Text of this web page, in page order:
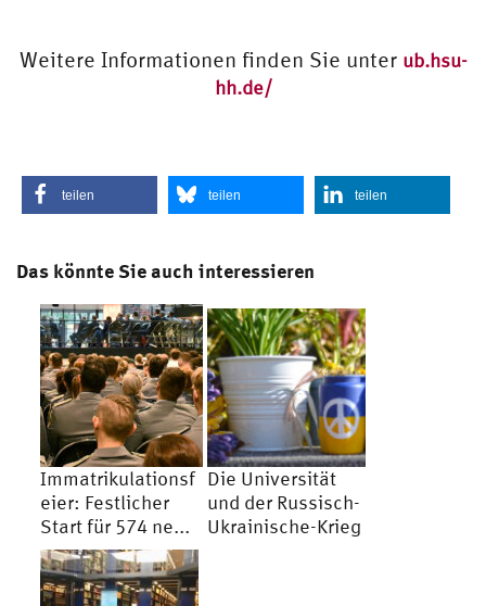
Weitere Informationen finden Sie unter ub.hsu-
hh.de/
teilen teilen teilen
Das könnte Sie auch interessieren
Immatrikulationsf
eier: Festlicher
Start für 574 ne...
Die Universität
und der Russisch-
Ukrainische-Krieg